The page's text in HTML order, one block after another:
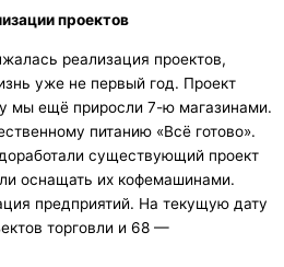
проектов
реализация проектов,
уже не первый год. Проект
мы ещё приросли 7-ю магазинами.
питанию «Всё готово».
существующий проект
оснащать их кофемашинами.
предприятий. На текущую дату
торговли и 68 —